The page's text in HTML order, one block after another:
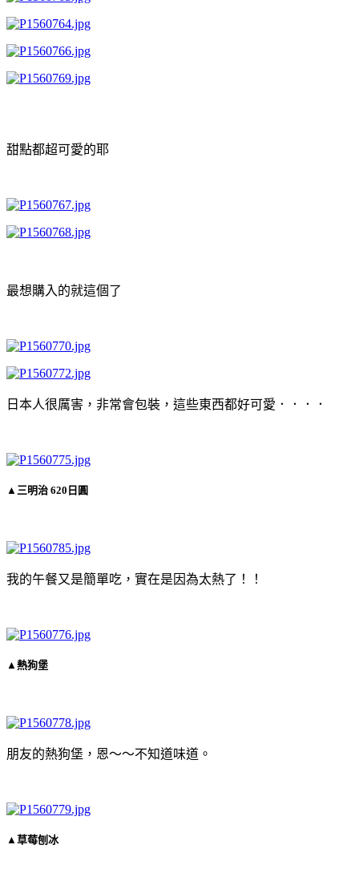
甜點都超可愛的耶
最想購入的就這個了
日本人很厲害，非常會包裝，這些東西都好可愛．．．．
▲三明治 620日圓
我的午餐又是簡單吃，實在是因為太熱了！！
▲熱狗堡
朋友的熱狗堡，恩～～不知道味道。
▲草莓刨冰